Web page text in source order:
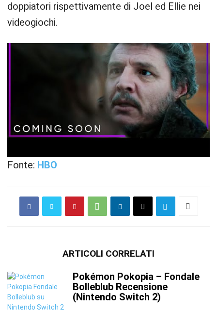
doppiatori rispettivamente di Joel ed Ellie nei
videogiochi.
Fonte: HBO
ARTICOLI CORRELATI
Pokémon Pokopia – Fondale
Bolleblub Recensione
(Nintendo Switch 2)